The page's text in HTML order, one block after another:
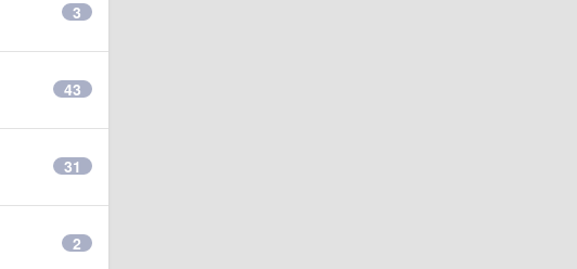
3
43
31
2